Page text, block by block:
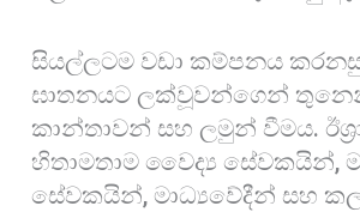
සියල්ලටම වඩා කම්පනය
ඝාතනයට ලක්වූවන්ගෙන්
කාන්තාවන් සහ ලමුන් වීමය.
හිතාමතාම වෛද්‍ය සේවකයින්,
සේවකයින්, මාධ්‍යවේදීන් සහ